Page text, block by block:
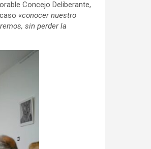
Concejo Deliberante,
«conocer nuestro
sin perder la